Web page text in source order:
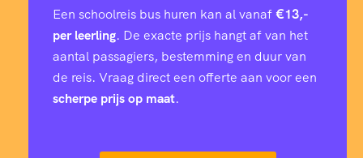
Een schoolreis bus huren kan al vanaf€13,-
per leerling. De exacte prijs hangt af van het
aantal passagiers, bestemming en duur van
de reis. Vraag direct een offerte aan voor een
scherpe prijs op maat.